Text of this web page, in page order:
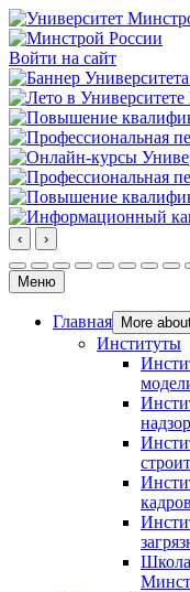
Войти на сайт
‹ ›
Меню
Главная More
Институты
кадров